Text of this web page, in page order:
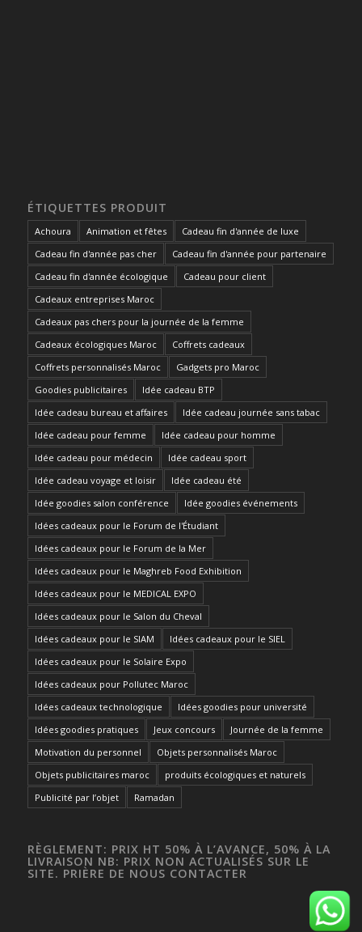
ÉTIQUETTES PRODUIT
Achoura Animation et fêtes
Cadeau fin d'année de luxe
Cadeau fin d'année pas cher
Cadeau fin d'année pour partenaire
Cadeau fin d'année écologique
Cadeau pour client
Cadeaux entreprises Maroc
Cadeaux pas chers pour la journée de la femme
Cadeaux écologiques Maroc
Coffrets cadeaux
Coffrets personnalisés Maroc
Gadgets pro Maroc
Goodies publicitaires
Idée cadeau BTP
Idée cadeau bureau et affaires
Idée cadeau journée sans tabac
Idée cadeau pour femme
Idée cadeau pour homme
Idée cadeau pour médecin
Idée cadeau sport
Idée cadeau voyage et loisir
Idée cadeau été
Idée goodies salon conférence
Idée goodies événements
Idées cadeaux pour le Forum de l'Étudiant
Idées cadeaux pour le Forum de la Mer
Idées cadeaux pour le Maghreb Food Exhibition
Idées cadeaux pour le MEDICAL EXPO
Idées cadeaux pour le Salon du Cheval
Idées cadeaux pour le SIAM
Idées cadeaux pour le SIEL
Idées cadeaux pour le Solaire Expo
Idées cadeaux pour Pollutec Maroc
Idées cadeaux technologique
Idées goodies pour université
Idées goodies pratiques
Jeux concours
Journée de la femme
Motivation du personnel
Objets personnalisés Maroc
Objets publicitaires maroc
produits écologiques et naturels
Publicité par l’objet
Ramadan
RÈGLEMENT: PRIX HT 50% À L’AVANCE, 50% À LA
LIVRAISON NB: PRIX NON ACTUALISÉS SUR LE
SITE. PRIÈRE DE NOUS CONTACTER